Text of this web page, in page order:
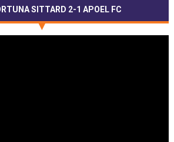
SITTARD 2-1 APOEL FC